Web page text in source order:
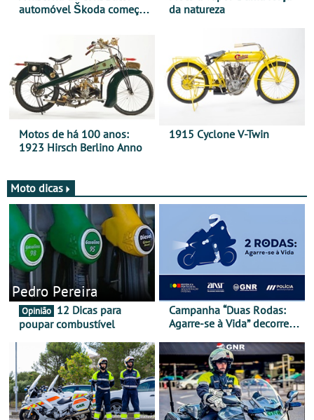
automóvel Škoda começou
da natureza
Motos de há 100 anos:
1923 Hirsch Berlino Anno
1915 Cyclone V-Twin
Moto dicas
Pedro Pereira
Opinião
poupar combustível
Campanha “Duas Rodas:
Agarre-se à Vida” decorre